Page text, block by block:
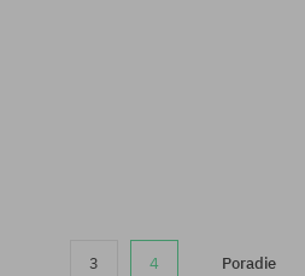
3 4 Poradie